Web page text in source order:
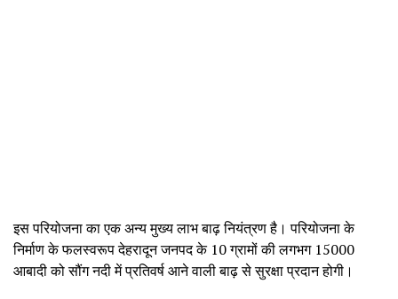
इस परियोजना का एक अन्य मुख्य लाभ बाढ़ नियंत्रण है। परियोजना के
निर्माण के फलस्वरूप देहरादून जनपद के 10 ग्रामों की लगभग 15000
आबादी को सौंग नदी में प्रतिवर्ष आने वाली बाढ़ से सुरक्षा प्रदान होगी।